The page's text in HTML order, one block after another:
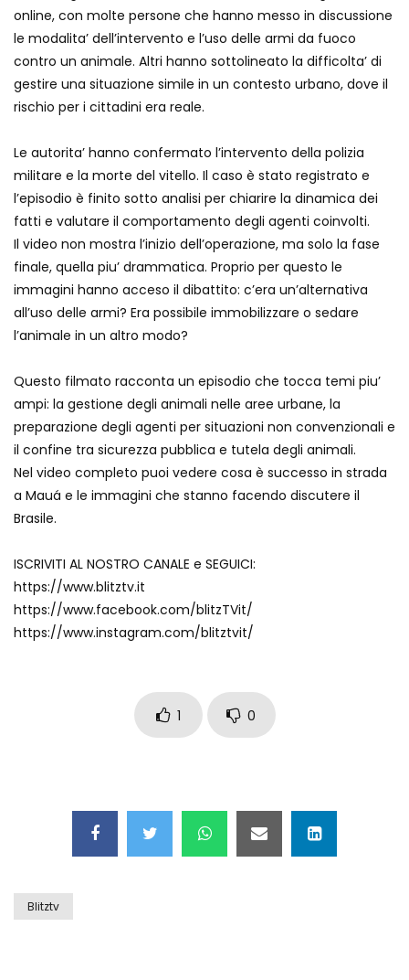
online, con molte persone che hanno messo in discussione
le modalita’ dell’intervento e l’uso delle armi da fuoco
contro un animale. Altri hanno sottolineato la difficolta’ di
gestire una situazione simile in un contesto urbano, dove il
rischio per i cittadini era reale.
Le autorita’ hanno confermato l’intervento della polizia
militare e la morte del vitello. Il caso è stato registrato e
l’episodio è finito sotto analisi per chiarire la dinamica dei
fatti e valutare il comportamento degli agenti coinvolti.
Il video non mostra l’inizio dell’operazione, ma solo la fase
finale, quella piu’ drammatica. Proprio per questo le
immagini hanno acceso il dibattito: c’era un’alternativa
all’uso delle armi? Era possibile immobilizzare o sedare
l’animale in un altro modo?
Questo filmato racconta un episodio che tocca temi piu’
ampi: la gestione degli animali nelle aree urbane, la
preparazione degli agenti per situazioni non convenzionali e
il confine tra sicurezza pubblica e tutela degli animali.
Nel video completo puoi vedere cosa è successo in strada
a Mauá e le immagini che stanno facendo discutere il
Brasile.
ISCRIVITI AL NOSTRO CANALE e SEGUICI:
https://www.blitztv.it
https://www.facebook.com/blitzTVit/
https://www.instagram.com/blitztvit/
1 0
Blitztv